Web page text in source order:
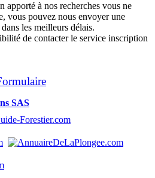
apporté à nos recherches vous ne
vous pouvez nous envoyer une
les meilleurs délais.
de contacter le service inscription
SAS